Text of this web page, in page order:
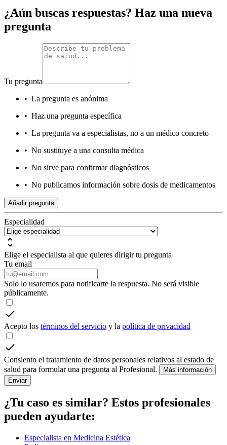
¿Aún buscas respuestas? Haz una nueva
pregunta
Tu pregunta
• La pregunta es anónima
• Haz una pregunta específica
• La pregunta va a especialistas, no a un médico concreto
• No sustituye a una consulta médica
• No sirve para confirmar diagnósticos
• No publicamos información sobre dosis de medicamentos
Añadir pregunta
Especialidad
Elige el especialista al que quieres dirigir tu pregunta
Tu email
Solo lo usaremos para notificarte la respuesta. No será visible
públicamente.
Acepto los términos del servicio y la política de privacidad
Consiento el tratamiento de datos personales relativos al estado de
salud para formular una pregunta al Profesional.
Más información
Enviar
¿Tu caso es similar? Estos profesionales
pueden ayudarte:
Especialista en Medicina Estética